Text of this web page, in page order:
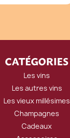
CATÉGORIES
Les vins
Les autres vins
Les vieux millésimes
Champagnes
Cadeaux